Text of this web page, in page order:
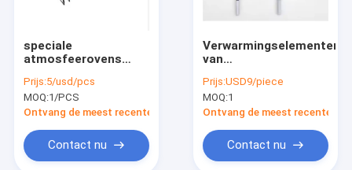
Nieuws
Gevallen
speciale
atmosfeerovens
500°C-1800°C
Disilicide mosi2
verwarmingselement
Prijs:5/usd/pcs
MOQ:1/PCS
Ontvang de meest recente Prijs
Contact nu
Verwarmingselementen
van
voor sinterovens
Prijs:USD9/piece
MOQ:1
Ontvang de meest recente
Contact nu